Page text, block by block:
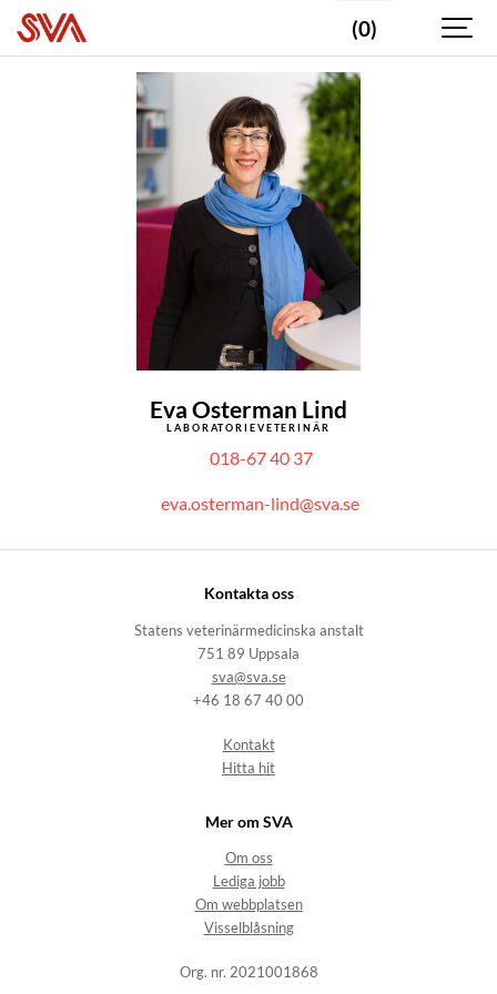
(0)
Eva Osterman Lind
LABORATORIEVETERINÄR
018-67 40 37
eva.osterman-lind@sva.se
Kontakta oss
Statens veterinärmedicinska anstalt
751 89 Uppsala
sva@sva.se
+46 18 67 40 00
Kontakt
Hitta hit
Mer om SVA
Om oss
Lediga jobb
Om webbplatsen
Visselblåsning
Org. nr. 2021001868